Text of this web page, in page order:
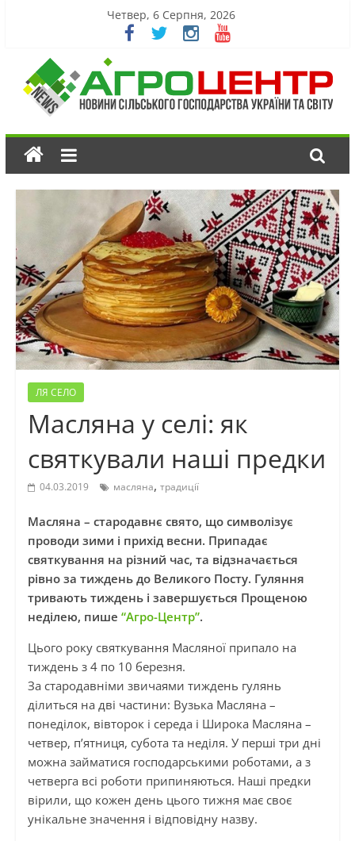
Четвер, 6 Серпня, 2026
ЛЯ СЕЛО
Масляна у селі: як
святкували наші предки
04.03.2019 масляна, традиції
Масляна – стародавнє свято, що символізує
проводи зими і прихід весни. Припадає
святкування на різний час, та відзначається
рівно за тиждень до Великого Посту. Гуляння
триваютьтиждень і завершується Прощеною
неділею, пише “Агро-Центр”.
Цього року святкування Масляної припало на
тиждень з 4 по 10 березня.
За стародавніми звичаями тиждень гулянь
ділиться на дві частини: Вузька Масляна –
понеділок, вівторок і середа і Широка Масляна –
четвер, п’ятниця, субота та неділя. У перші три дні
можна займатися господарськими роботами, а з
четверга всі роботи припиняються. Наші предки
вірили, що кожен день цього тижня має своє
унікальне значення і відповідну назву.